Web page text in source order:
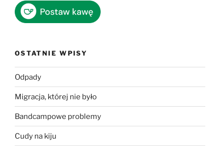
OSTATNIE WPISY
Odpady
Migracja, której nie było
Bandcampowe problemy
Cudy na kiju